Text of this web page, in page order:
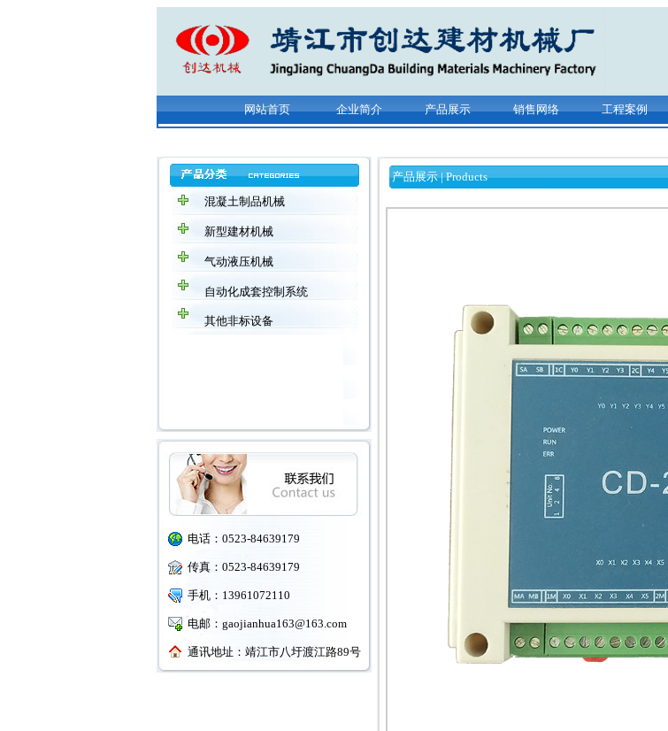
网站首页 企业简介 产品展示 销售网络 工程案例
混凝土制品机械
新型建材机械
气动液压机械
自动化成套控制系统
其他非标设备
电话：0523-84639179
传真：0523-84639179
手机：13961072110
电邮：gaojianhua163@163.com
通讯地址：靖江市八圩渡江路89号
产品展示 |Products